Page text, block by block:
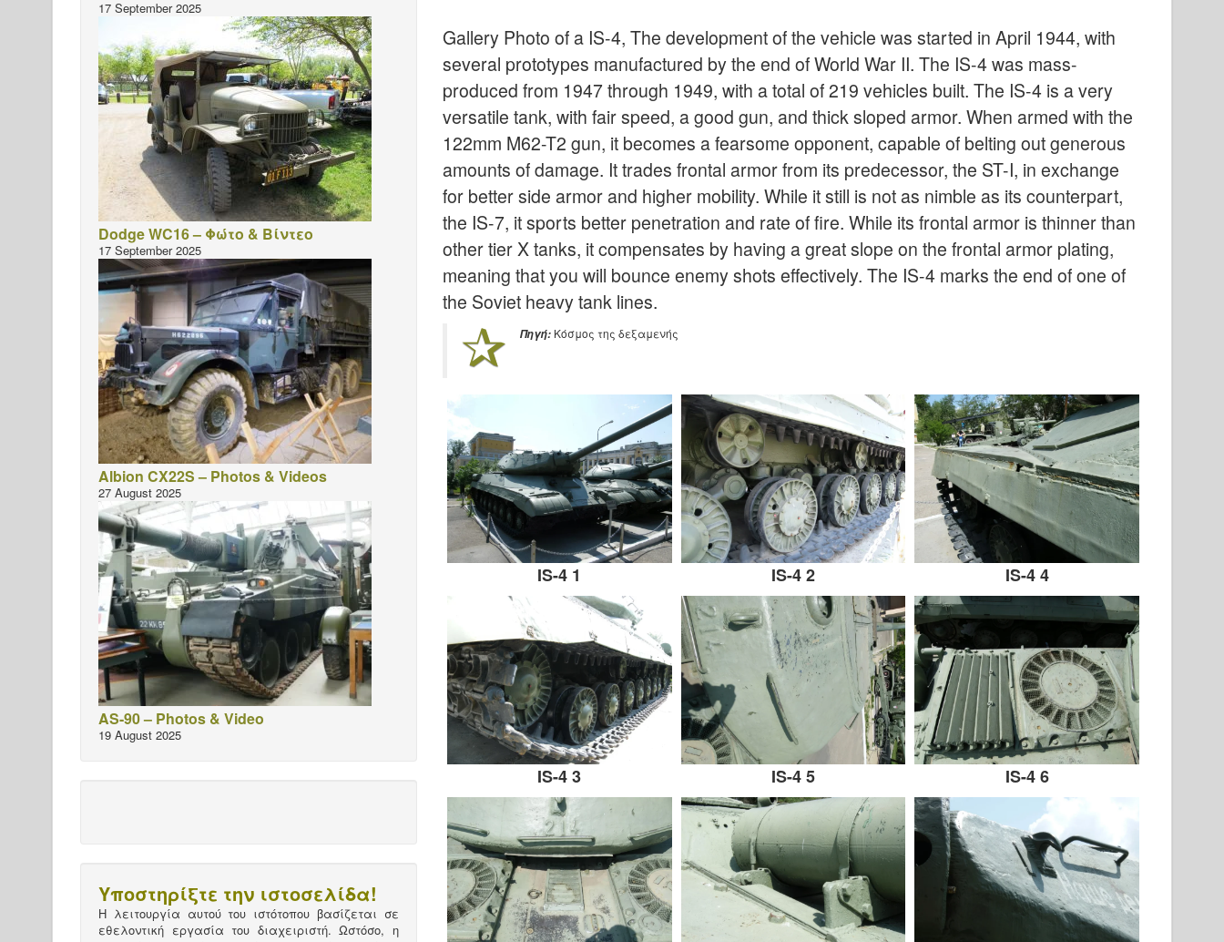
Gallery Photo of a IS-4, The development of the vehicle was started in April 1944, with
several prototypes manufactured by the end of World War II. The IS-4 was mass-
produced from 1947 through 1949, with a total of 219 vehicles built. The IS-4 is a very
versatile tank, with fair speed, a good gun, and thick sloped armor. When armed with the
122mm M62-T2 gun, it becomes a fearsome opponent, capable of belting out generous
amounts of damage. It trades frontal armor from its predecessor, the ST-I, in exchange
for better side armor and higher mobility. While it still is not as nimble as its counterpart,
the IS-7, it sports better penetration and rate of fire. While its frontal armor is thinner than
other tier X tanks, it compensates by having a great slope on the frontal armor plating,
meaning that you will bounce enemy shots effectively. The IS-4 marks the end of one of
the Soviet heavy tank lines.
Πηγή: Κόσμος της δεξαμενής
IS-4 1 IS-4 2 IS-4 4
IS-4 3 IS-4 5 IS-4 6
17 September 2025
Dodge WC16 – Φώτο & Βίντεο
17 September 2025
Albion CX22S – Photos & Videos
27 August 2025
AS-90 – Photos & Video
19 August 2025
Υποστηρίξτε την ιστοσελίδα!
Η λειτουργία αυτού του ιστότοπου βασίζεται σε
εθελοντική εργασία του διαχειριστή. Ωστόσο, η